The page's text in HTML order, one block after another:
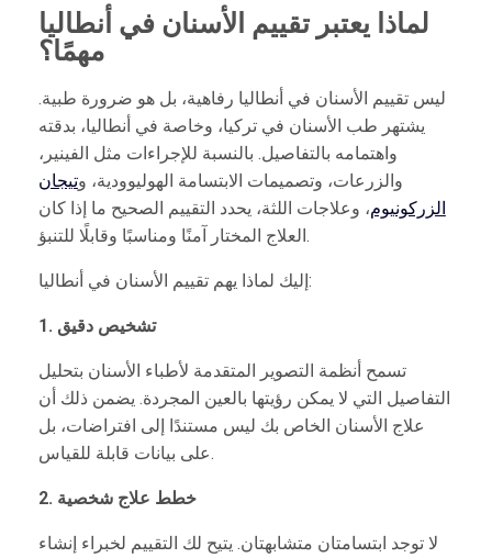
لماذا يعتبر تقييم الأسنان في أنطاليا
مهمًا؟
ليس تقييم الأسنان في أنطاليا رفاهية، بل هو ضرورة طبية.
يشتهر طب الأسنان في تركيا، وخاصة في أنطاليا، بدقته
واهتمامه بالتفاصيل. بالنسبة للإجراءات مثل الفينير،
والزرعات، وتصميمات الابتسامة الهوليوودية، وتيجان
الزركونيوم، وعلاجات اللثة، يحدد التقييم الصحيح ما إذا كان
العلاج المختار آمنًا ومناسبًا وقابلًا للتنبؤ.
إليك لماذا يهم تقييم الأسنان في أنطاليا:
1. تشخيص دقيق
تسمح أنظمة التصوير المتقدمة لأطباء الأسنان بتحليل
التفاصيل التي لا يمكن رؤيتها بالعين المجردة. يضمن ذلك أن
علاج الأسنان الخاص بك ليس مستندًا إلى افتراضات، بل
على بيانات قابلة للقياس.
2. خطط علاج شخصية
لا توجد ابتسامتان متشابهتان. يتيح لك التقييم لخبراء إنشاء